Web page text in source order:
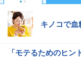
キノコで
「モテるためのヒン